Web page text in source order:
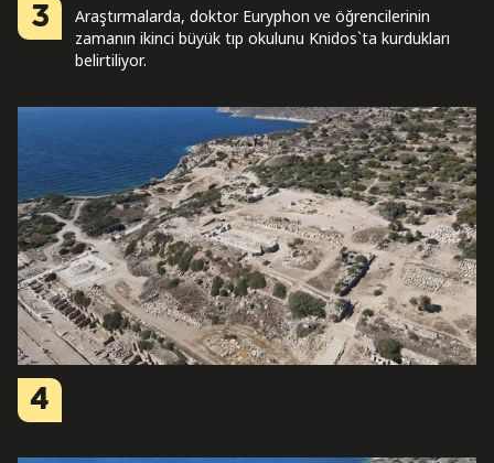
3
Araştırmalarda, doktor Euryphon ve öğrencilerinin
zamanın ikinci büyük tıp okulunu Knidos`ta kurdukları
belirtiliyor.
4